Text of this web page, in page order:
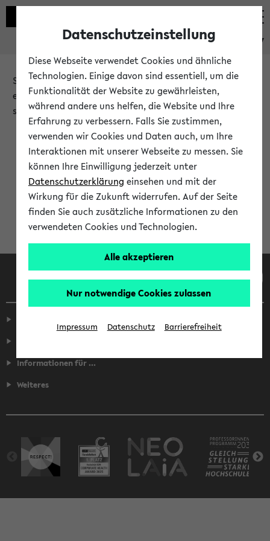
eKVV
Sie möchten auf eine eKVV Funktion zugreifen, die Ihnen
erst nach einer Anmeldung am System zur Verfügung
steht.
Bitte melden Sie sich an:
Anmeldung am eKVV
Informationen für ...
Weiteres
Datenschutzeinstellung
Diese Webseite verwendet Cookies und ähnliche
Technologien. Einige davon sind essentiell, um die
Funktionalität der Website zu gewährleisten,
während andere uns helfen, die Website und Ihre
Erfahrung zu verbessern. Falls Sie zustimmen,
verwenden wir Cookies und Daten auch, um Ihre
Interaktionen mit unserer Webseite zu messen. Sie
können Ihre Einwilligung jederzeit unter
Datenschutzerklärung einsehen und mit der
Wirkung für die Zukunft widerrufen. Auf der Seite
finden Sie auch zusätzliche Informationen zu den
verwendeten Cookies und Technologien.
Alle akzeptieren
Nur notwendige Cookies zulassen
Impressum Datenschutz Barrierefreiheit